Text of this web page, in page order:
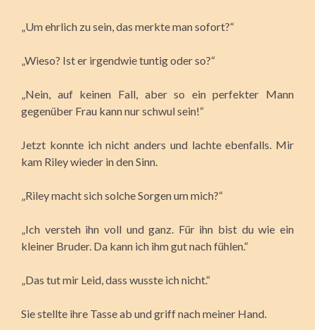
„Um ehrlich zu sein, das merkte man sofort?“
„Wieso? Ist er irgendwie tuntig oder so?“
„Nein, auf keinen Fall, aber so ein perfekter Mann
gegenüber Frau kann nur schwul sein!“
Jetzt konnte ich nicht anders und lachte ebenfalls. Mir
kam Riley wieder in den Sinn.
„Riley macht sich solche Sorgen um mich?“
„Ich versteh ihn voll und ganz. Für ihn bist du wie ein
kleiner Bruder. Da kann ich ihm gut nach fühlen.“
„Das tut mir Leid, dass wusste ich nicht.“
Sie stellte ihre Tasse ab und griff nach meiner Hand.